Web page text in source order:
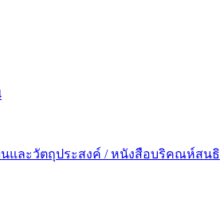
และวัตถุประสงค์ / หนังสือบริคณห์สนธิ